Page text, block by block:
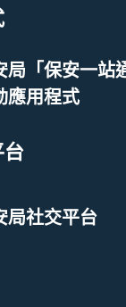
「保安一站
應用程式
局社交平台